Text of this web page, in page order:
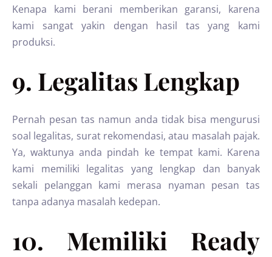
Kenapa kami berani memberikan garansi, karena
kami sangat yakin dengan hasil tas yang kami
produksi.
9. Legalitas Lengkap
Pernah pesan tas namun anda tidak bisa mengurusi
soal legalitas, surat rekomendasi, atau masalah pajak.
Ya, waktunya anda pindah ke tempat kami. Karena
kami memiliki legalitas yang lengkap dan banyak
sekali pelanggan kami merasa nyaman pesan tas
tanpa adanya masalah kedepan.
10. Memiliki Ready